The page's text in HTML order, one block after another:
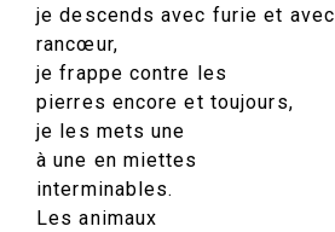
je descends avec furie et avec
rancœur,
je frappe contre les
pierres encore et toujours,
je les mets une
à une en miettes
interminables.
Les animaux